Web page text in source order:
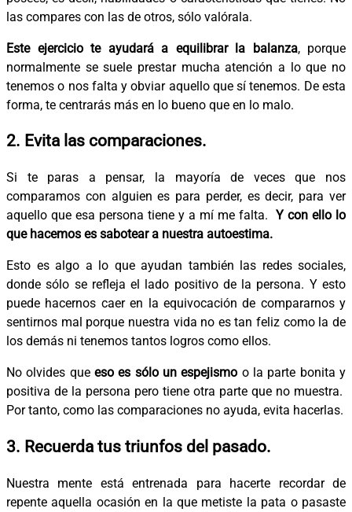
las compares con las de otros, sólo valórala.
Este ejercicio te ayudará a equilibrar la balanza, porque
normalmente se suele prestar mucha atención a lo que no
tenemos o nos falta y obviar aquello que sí tenemos. De esta
forma, te centrarás más en lo bueno que en lo malo.
2. Evita las comparaciones.
Si te paras a pensar, la mayoría de veces que nos
comparamos con alguien es para perder, es decir, para ver
aquello que esa persona tiene y a mí me falta. Y con ello lo
que hacemos es sabotear a nuestra autoestima.
Esto es algo a lo que ayudan también las redes sociales,
donde sólo se refleja el lado positivo de la persona. Y esto
puede hacernos caer en la equivocación de compararnos y
sentirnos mal porque nuestra vida no es tan feliz como la de
los demás ni tenemos tantos logros como ellos.
No olvides que eso es sólo un espejismo o la parte bonita y
positiva de la persona pero tiene otra parte que no muestra.
Por tanto, como las comparaciones no ayuda, evita hacerlas.
3. Recuerda tus triunfos del pasado.
Nuestra mente está entrenada para hacerte recordar de
repente aquella ocasión en la que metiste la pata o pasaste